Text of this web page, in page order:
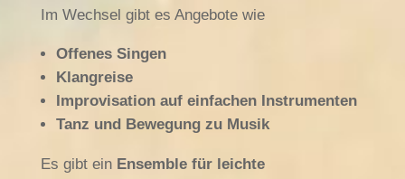
Im Wechsel gibt es Angebote wie
Offenes Singen
Klangreise
Improvisation auf einfachen Instrumenten
Tanz und Bewegung zu Musik
Es gibt ein Ensemble für leichte